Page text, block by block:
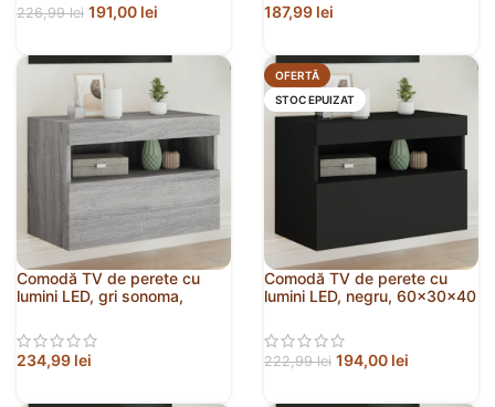
226,99lei 191,00 lei 187,99 lei
Comodă TV de perete cu
lumini LED, gri sonoma,
234,99 lei
OFERTĂ
STOC EPUIZAT
Comodă TV de perete cu
lumini LED, negru, 60x30x40
222,99lei 194,00 lei